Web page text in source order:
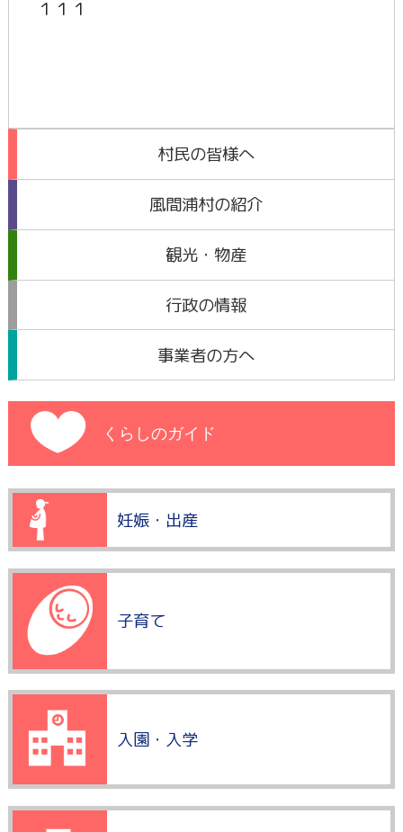
１１１
村民の皆様へ
風間浦村の紹介
観光・物産
行政の情報
事業者の方へ
くらしのガイド
妊娠・出産
子育て
入園・入学